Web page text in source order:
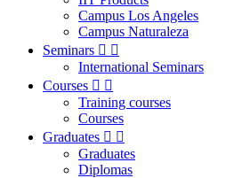
Campus Los Angeles
Campus Naturaleza
Seminars  
International Seminars
Courses  
Training courses
Courses
Graduates  
Graduates
Diplomas